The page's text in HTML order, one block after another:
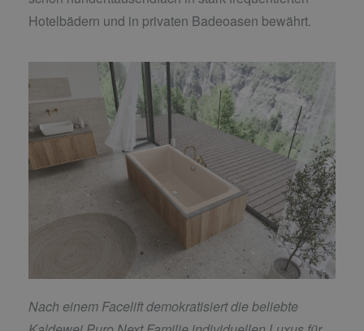
Hotelbädern und in privaten Badeoasen bewährt.
Nach einem Facelift demokratisiert die beliebte